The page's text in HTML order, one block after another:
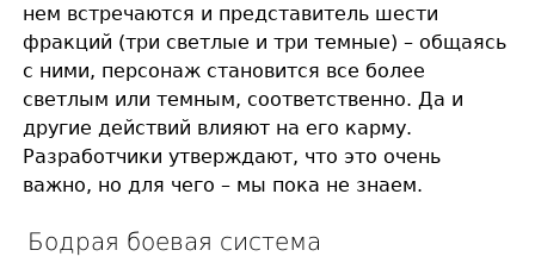
нем встречаются и представитель шести
фракций (три светлые и три темные) – общаясь
с ними, персонаж становится все более
светлым или темным, соответственно. Да и
другие действий влияют на его карму.
Разработчики утверждают, что это очень
важно, но для чего – мы пока не знаем.
Бодрая боевая система